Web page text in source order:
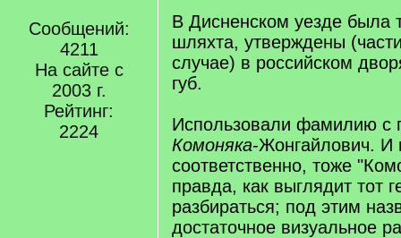
Сообщений:
4211
На сайте с
2003 г.
Рейтинг:
2224
q
]
В Дисненском уезде была
шляхта, утверждены
случае) в российском
губ.
Использовали фамилию с
Комоняка-Жонгайлович. И
соответственно, тоже
правда, как выглядит тот
разбираться; под этим
достаточное визуальное